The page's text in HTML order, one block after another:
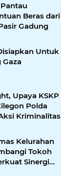
Beras dari
Gadung
Untuk
Upaya KSKP
Polda
Kriminalitas
Kelurahan
Tokoh
Sinergi